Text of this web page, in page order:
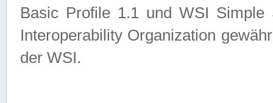
Basic Profile 1.1 und WSI
Interoperability Organization
der WSI.